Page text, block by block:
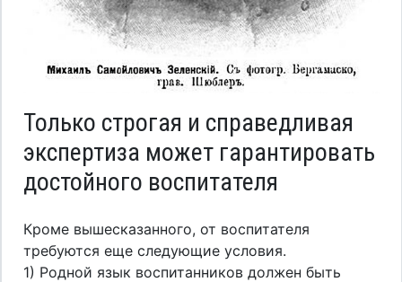
Только строгая и справедливая
экспертиза может гарантировать
достойного воспитателя
Кроме вышесказанного, от воспитателя
требуются еще следующие условия.
1) Родной язык воспитанников должен быть